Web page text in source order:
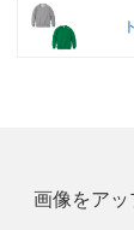
画像をアッ